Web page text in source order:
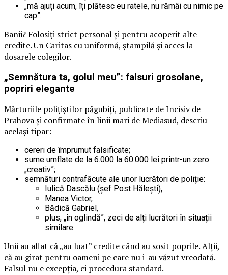
„mă ajuți acum, îți plătesc eu ratele, nu rămâi cu nimic pe
cap”.
Banii? Folosiți strict personal și pentru acoperit alte
credite. Un Caritas cu uniformă, ștampilă și acces la
dosarele colegilor.
„Semnătura ta, golul meu”: falsuri grosolane,
popriri elegante
Mărturiile polițiștilor păgubiți, publicate de Incisiv de
Prahova și confirmate în linii mari de Mediasud, descriu
același tipar:
cereri de împrumut falsificate;
sume umflate de la 6.000 la 60.000 lei printr-un zero
„creativ”;
semnături contrafăcute ale unor lucrători de poliție:
Iulică Dascălu (șef Post Hălești),
Manea Victor,
Bădică Gabriel,
plus, „în oglindă”, zeci de alți lucrători în situații
similare.
Unii au aflat că „au luat” credite când au sosit poprile. Alții,
că au girat pentru oameni pe care nu i-au văzut vreodată.
Falsul nu e excepția, ci procedura standard.